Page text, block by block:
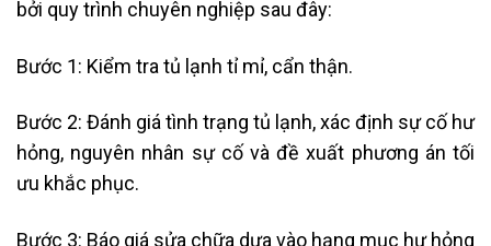
bởi quy trình chuyên nghiệp sau đây:
Bước 1: Kiểm tra tủ lạnh tỉ mỉ, cẩn thận.
Bước 2: Đánh giá tình trạng tủ lạnh, xác định sự cố hư
hỏng, nguyên nhân sự cố và đề xuất phương án tối
ưu khắc phục.
Bước 3: Báo giá sửa chữa dựa vào hạng mục hư hỏng